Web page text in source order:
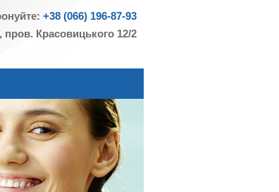
+38 (066) 196-87-93
Красовицького 12/2